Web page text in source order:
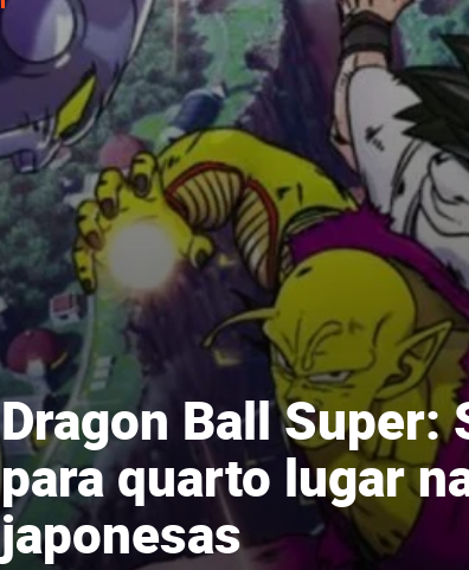
Dragon Ball Super:
para quarto lugar
japonesas